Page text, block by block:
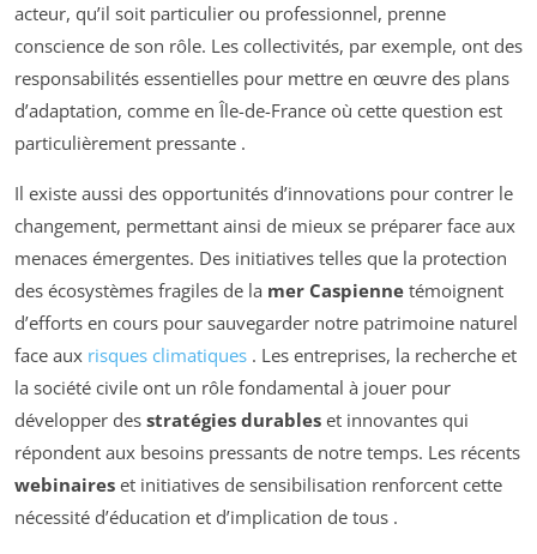
acteur, qu’il soit particulier ou professionnel, prenne
conscience de son rôle. Les collectivités, par exemple, ont des
responsabilités essentielles pour mettre en œuvre des plans
d’adaptation, comme en Île-de-France où cette question est
particulièrement pressante .
Il existe aussi des opportunités d’innovations pour contrer le
changement, permettant ainsi de mieux se préparer face aux
menaces émergentes. Des initiatives telles que la protection
des écosystèmes fragiles de la mer Caspienne témoignent
d’efforts en cours pour sauvegarder notre patrimoine naturel
face aux risques climatiques . Les entreprises, la recherche et
la société civile ont un rôle fondamental à jouer pour
développer des stratégies durables et innovantes qui
répondent aux besoins pressants de notre temps. Les récents
webinaires et initiatives de sensibilisation renforcent cette
nécessité d’éducation et d’implication de tous .